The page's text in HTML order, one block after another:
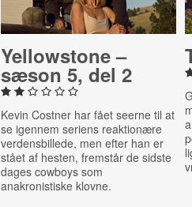
Yel­low­stone –
sæson 5, del 2
Kevin Costner har fået seerne til at
se igennem seriens reaktionære
verdensbillede, men efter han er
stået af hesten, fremstår de sidste
dages cowboys som
anakronistiske klovne.